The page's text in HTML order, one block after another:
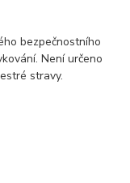
bezpečnostního
Není určeno
stravy.